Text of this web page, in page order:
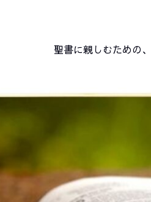
聖書に親しむため